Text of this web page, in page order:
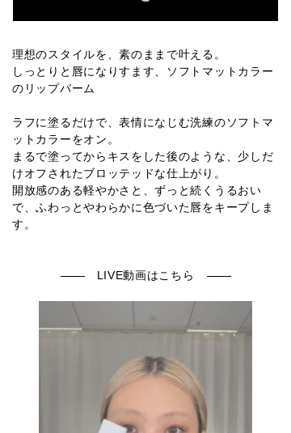
理想のスタイルを、素のままで叶える。
しっとりと唇になりすます、ソフトマットカラー
のリップバーム
ラフに塗るだけで、表情になじむ洗練のソフトマ
ットカラーをオン。
まるで塗ってからキスをした後のような、少しだ
けオフされたブロッテッドな仕上がり。
開放感のある軽やかさと、ずっと続くうるおい
で、ふわっとやわらかに色づいた唇をキープしま
す。
LIVE動画はこちら